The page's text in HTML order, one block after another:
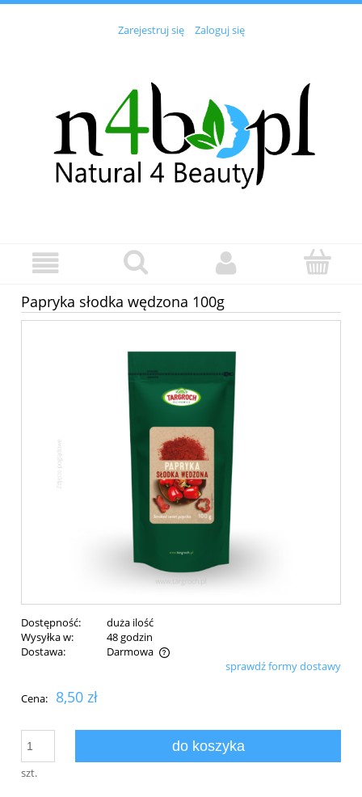
Zarejestruj się Zaloguj się
Papryka słodka wędzona 100g
Dostępność:
duża ilość
Wysyłka w:
48 godzin
Dostawa:
Darmowa
Cena nie zawiera ewentualnych kosztów płatnościsprawdź formy dostawy
Cena: 8,50 zł
szt.
do koszyka